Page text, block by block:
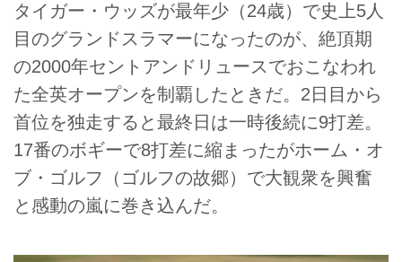
タイガー・ウッズが最年少（24歳）で史上5人
目のグランドスラマーになったのが、絶頂期
の2000年セントアンドリュースでおこなわれ
た全英オープンを制覇したときだ。2日目から
首位を独走すると最終日は一時後続に9打差。
17番のボギーで8打差に縮まったがホーム・オ
ブ・ゴルフ（ゴルフの故郷）で大観衆を興奮
と感動の嵐に巻き込んだ。